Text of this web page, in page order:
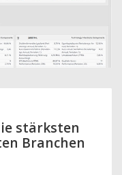
stärksten
Branchen